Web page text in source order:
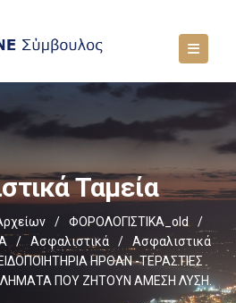
Ταμεία
/ ΦΟΡΟΛΟΓΙΣΤΙΚΑ_old
/
/ Ασφαλιστικά /
Ασφαλιστικά
ΗΡΘΑΝ -ΤΕΡΑΣΤΙΕΣ
ΠΟΥ ΖΗΤΟΥΝ ΑΜΕΣΗ ΛΥΣΗ.